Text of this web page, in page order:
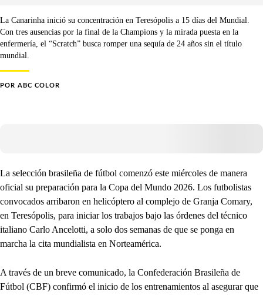
La Canarinha inició su concentración en Teresópolis a 15 días del Mundial.
Con tres ausencias por la final de la Champions y la mirada puesta en la
enfermería, el “Scratch” busca romper una sequía de 24 años sin el título
mundial.
POR ABC COLOR
La selección brasileña de fútbol comenzó este miércoles de manera
oficial su preparación para la Copa del Mundo 2026. Los futbolistas
convocados arribaron en helicóptero al complejo de Granja Comary,
en Teresópolis, para iniciar los trabajos bajo las órdenes del técnico
italiano Carlo Ancelotti, a solo dos semanas de que se ponga en
marcha la cita mundialista en Norteamérica.
A través de un breve comunicado, la Confederación Brasileña de
Fútbol (CBF) confirmó el inicio de los entrenamientos al asegurar que